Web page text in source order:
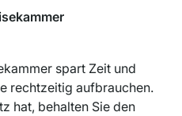
spart Zeit und
rechtzeitig aufbrauchen.
hat, behalten Sie den